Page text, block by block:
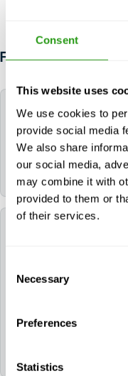
Consent
This website uses
We use cookies to
provide social media
We also share
our social media,
may combine it with
provided to them or
of their services.
Selection
Necessary
Preferences
Statistics
FAQ
Welche Sprache
verwendet?
Alle FMTC-Kurse
angeboten.
Elektrowerkzeugen